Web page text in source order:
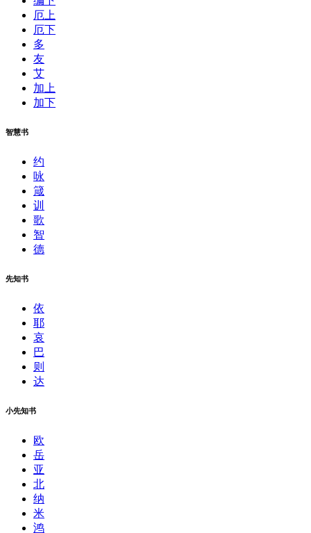
厄上
厄下
多
友
艾
加上
加下
智慧书
约
咏
箴
训
歌
智
德
先知书
依
耶
哀
巴
则
达
小先知书
欧
岳
亚
北
纳
米
鸿